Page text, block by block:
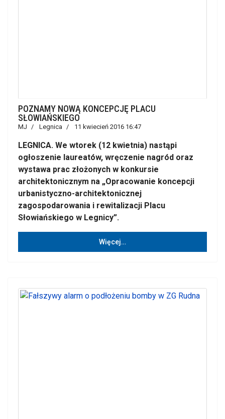
POZNAMY NOWĄ KONCEPCJĘ PLACU
SŁOWIAŃSKIEGO
MJ Legnica 11 kwiecień 2016 16:47
LEGNICA. We wtorek (12 kwietnia) nastąpi
ogłoszenie laureatów, wręczenie nagród oraz
wystawa prac złożonych w konkursie
architektonicznym na „Opracowanie koncepcji
urbanistyczno-architektonicznej
zagospodarowania i rewitalizacji Placu
Słowiańskiego w Legnicy”.
Więcej…